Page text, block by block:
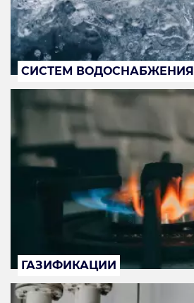
СИСТЕМ ВОДОСНАБЖЕНИЯ
ГАЗИФИКАЦИИ